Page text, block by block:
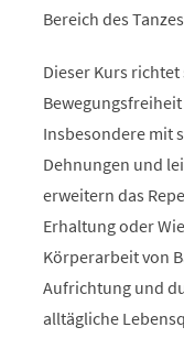
Bereich des Tanzes
Dieser Kurs
Insbesondere mit
Dehnungen und
erweitern das
Erhaltung oder
Körperarbeit von
Aufrichtung und
alltägliche